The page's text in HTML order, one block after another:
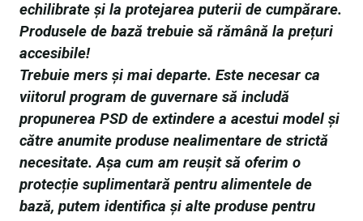
echilibrate și la protejarea puterii de cumpărare.
Produsele de bază trebuie să rămână la prețuri
accesibile!
Trebuie mers și mai departe. Este necesar ca
viitorul program de guvernare să includă
propunerea PSD de extindere a acestui model și
către anumite produse nealimentare de strictă
necesitate. Așa cum am reușit să oferim o
protecție suplimentară pentru alimentele de
bază, putem identifica și alte produse pentru